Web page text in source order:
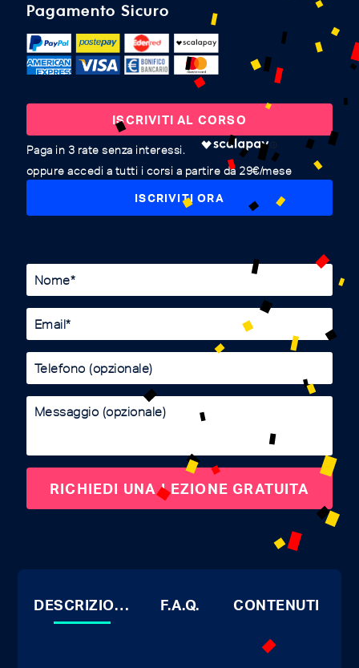
Pagamento Sicuro
ISCRIVITI AL CORSO
oppure accedi a tutti i corsi a partire da 29€/mese
ISCRIVITI ORA
DESCRIZIONE F.A.Q. CONTENUTI